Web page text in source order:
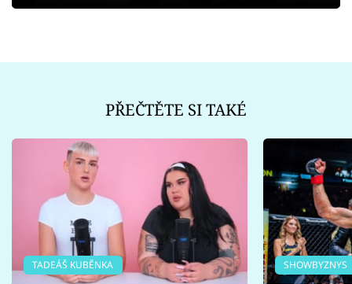
PŘEČTĚTE SI TAKÉ
TADEÁŠ KUBĚNKA SHOWBYZNYS